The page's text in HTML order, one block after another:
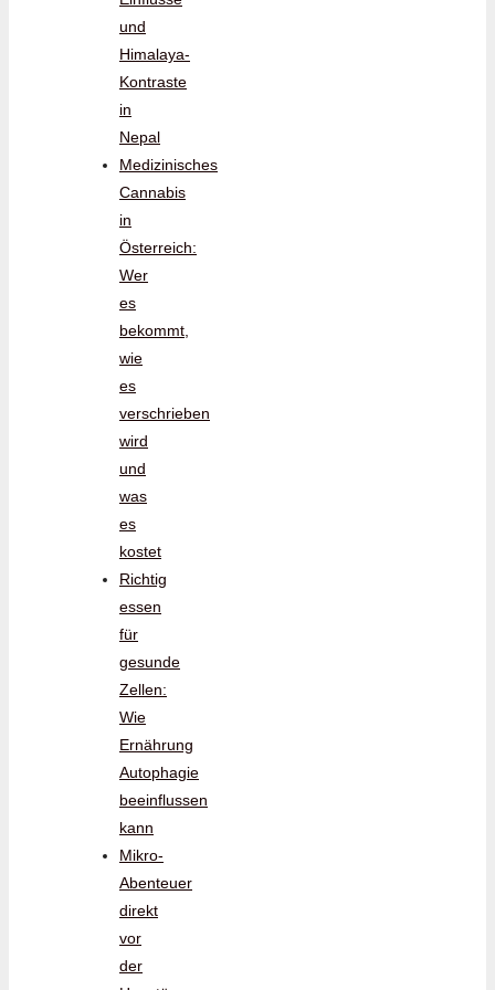
und
Himalaya-
Kontraste
in
Nepal
Medizinisches
Cannabis
in
Österreich:
Wer
es
bekommt,
wie
es
verschrieben
wird
und
was
es
kostet
Richtig
essen
für
gesunde
Zellen:
Wie
Ernährung
Autophagie
beeinflussen
kann
Mikro-
Abenteuer
direkt
vor
der